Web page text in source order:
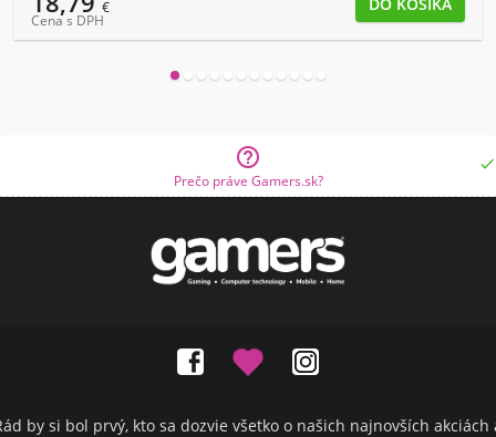
€
Cena s DPH

Prečo práve Gamers.sk?

by si bol prvý, kto sa dozvie všetko o našich najnovších akciách